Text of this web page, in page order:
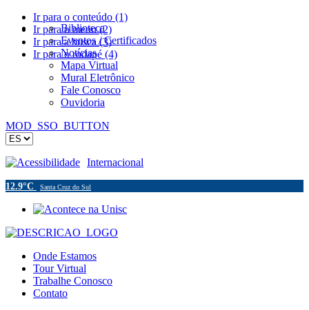
Ir para o conteúdo (1)
Ir para o menu (2)
Ir para a busca (3)
Ir para o rodapé (4)
Biblioteca
Eventos / Certificados
Notícias
Mapa Virtual
Mural Eletrônico
Fale Conosco
Ouvidoria
MOD_SSO_BUTTON
Acessibilidade Internacional
12.9°C Santa Cruz do Sul
Onde Estamos
Tour Virtual
Trabalhe Conosco
Contato